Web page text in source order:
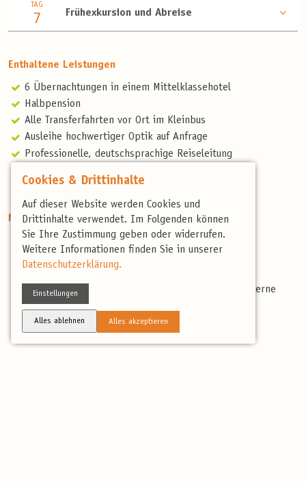
Cookies & Drittinhalte
Auf dieser Website werden Cookies und
Drittinhalte verwendet. Im Folgenden können
Sie Ihre Zustimmung geben oder widerrufen.
Weitere Informationen finden Sie in unserer
Datenschutzerklärung.
Einstellungen
Alles ablehnen Alles akzeptieren
TAG
7 Frühexkursion und Abreise
Enthaltene Leistungen
6 Übernachtungen in einem Mittelklassehotel
Halbpension
Alle Transferfahrten vor Ort im Kleinbus
Ausleihe hochwertiger Optik auf Anfrage
Professionelle, deutschsprachige Reiseleitung
Reisebericht
Nicht enthaltene Leistungen
Nicht erwähnte Verpflegung
Persönliche Ausgaben & Trinkgelder
www.birdingtours.de/service/reiseversicherung/ (gerne
beraten wir Sie persönlich)